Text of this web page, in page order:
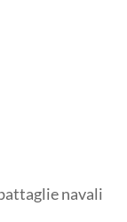
navali